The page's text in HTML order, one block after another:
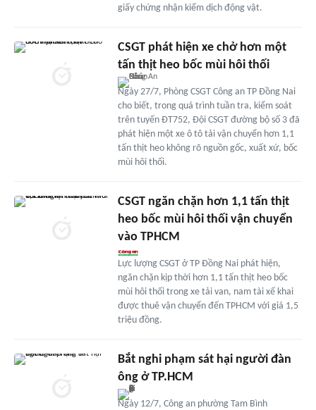
giấy chứng nhận kiểm dịch động vật.
CSGT phát hiện xe chở hơn một
tấn thịt heo bốc mùi hôi thối
Ngày 27/7, Phòng CSGT Công an TP Đồng Nai
cho biết, trong quá trình tuần tra, kiểm soát
trên tuyến ĐT752, Đội CSGT đường bộ số 3 đã
phát hiện một xe ô tô tải vận chuyển hơn 1,1
tấn thịt heo không rõ nguồn gốc, xuất xứ, bốc
mùi hôi thối.
CSGT ngăn chặn hơn 1,1 tấn thịt
heo bốc mùi hôi thối vận chuyển
vào TPHCM
Lực lượng CSGT ở TP Đồng Nai phát hiện,
ngăn chặn kịp thời hơn 1,1 tấn thịt heo bốc
mùi hôi thối trong xe tải van, nam tài xế khai
được thuê vận chuyển đến TPHCM với giá 1,5
triệu đồng.
Bắt nghi phạm sát hại người đàn
ông ở TP.HCM
Ngày 12/7, Công an phường Tam Bình